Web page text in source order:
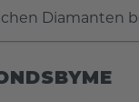
Diamanten